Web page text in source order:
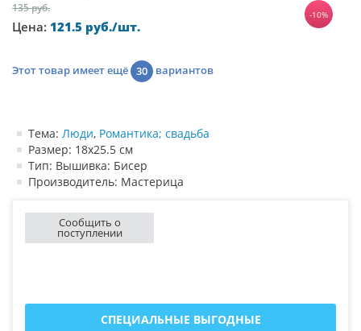
-10%
135 руб.
Цена: 121.5 руб./шт.
Этот товар имеет ещё 30 вариантов
Тема: Люди, Романтика; свадьба
Размер: 18х25.5 см
Тип: Вышивка: Бисер
Производитель: Мастерица
Сообщить о
поступлении
СПЕЦИАЛЬНЫЕ ВЫГОДНЫЕ